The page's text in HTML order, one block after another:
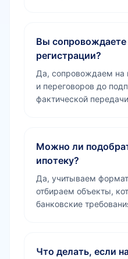
Вы сопровождаете
регистрации?
Да, сопровождаем на
и переговоров до
фактической
Можно ли
ипотеку?
Да, учитываем
отбираем объекты,
банковские
Что делать, если